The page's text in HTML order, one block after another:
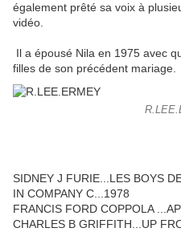
également prêté sa voix à
vidéo.
Il a épousé Nila en 1975 avec
filles de son précédent mariage.
SIDNEY J FURIE...LES BOYS
IN COMPANY C...1978
FRANCIS FORD COPPOLA
CHARLES B GRIFFITH...UP